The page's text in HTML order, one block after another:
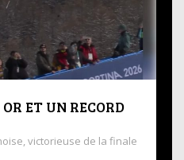
ET UN RECORD
victorieuse de la finale